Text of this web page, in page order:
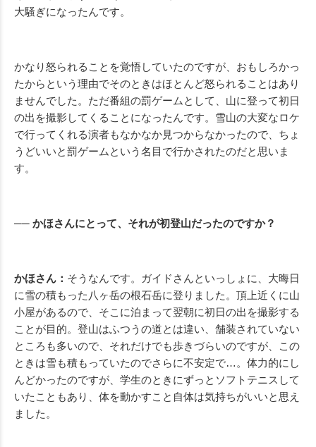
大騒ぎになったんです。
かなり怒られることを覚悟していたのですが、おもしろかっ
たからという理由でそのときはほとんど怒られることはあり
ませんでした。ただ番組の罰ゲームとして、山に登って初日
の出を撮影してくることになったんです。雪山の大変なロケ
で行ってくれる演者もなかなか見つからなかったので、ちょ
うどいいと罰ゲームという名目で行かされたのだと思いま
す。
── かほさんにとって、それが初登山だったのですか？
かほさん： そうなんです。ガイドさんといっしょに、大晦日
に雪の積もった八ヶ岳の根石岳に登りました。頂上近くに山
小屋があるので、そこに泊まって翌朝に初日の出を撮影する
ことが目的。登山はふつうの道とは違い、舗装されていない
ところも多いので、それだけでも歩きづらいのですが、この
ときは雪も積もっていたのでさらに不安定で…。体力的にし
んどかったのですが、学生のときにずっとソフトテニスして
いたこともあり、体を動かすこと自体は気持ちがいいと思え
ました。